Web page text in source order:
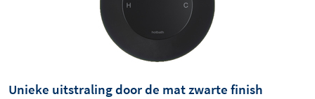
Unieke uitstraling door de mat zwarte finish